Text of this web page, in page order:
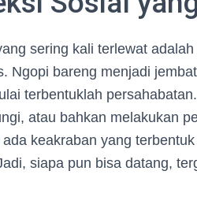
sering kali terlewat
Ngopi bareng menjadi
terbentuklah
atau bahkan melakukan
keakraban yang
siapa pun bisa datang,